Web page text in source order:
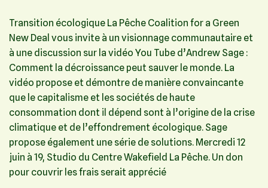
Transition écologique La Pêche Coalition for a Green
New Deal vous invite à un visionnage communautaire et
à une discussion sur la vidéo You Tube d’Andrew Sage :
Comment la décroissance peut sauver le monde. La
vidéo propose et démontre de manière convaincante
que le capitalisme et les sociétés de haute
consommation dont il dépend sont à l’origine de la crise
climatique et de l’effondrement écologique. Sage
propose également une série de solutions. Mercredi 12
juin à 19, Studio du Centre Wakefield La Pêche. Un don
pour couvrir les frais serait apprécié